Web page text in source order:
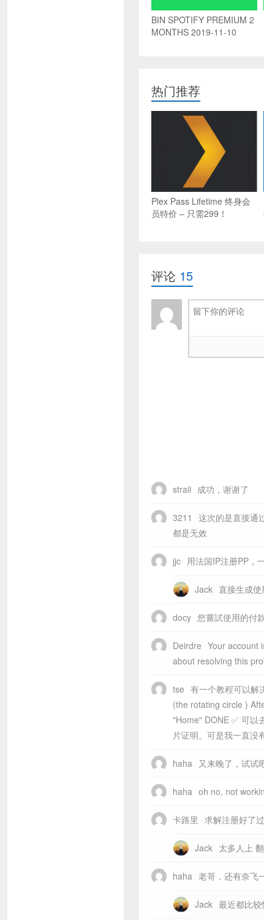
BIN SPOTIFY PREMIUM 2
MONTHS 2019-11-10
热门推荐
Plex Pass Lifetime 终身会
员特价 – 只需299！
评论 15
strail 成功，谢谢了
3211
这次的是直接通
都是无效
jjc 用法国IP注册PP，
Jack 直接生成
docy 您嘗試使用的付
Deirdre Your account
about resolving this
tse 有一个教程可以解
(the rotating circle )
"Home" DONE ✅ 可以
片证明。可是我一直没
haha 又来晚了，试试
haha oh no, not
卡路里 求解注册好了
Jack 太多人上
haha 老哥，还有奈飞
Jack 最近都比